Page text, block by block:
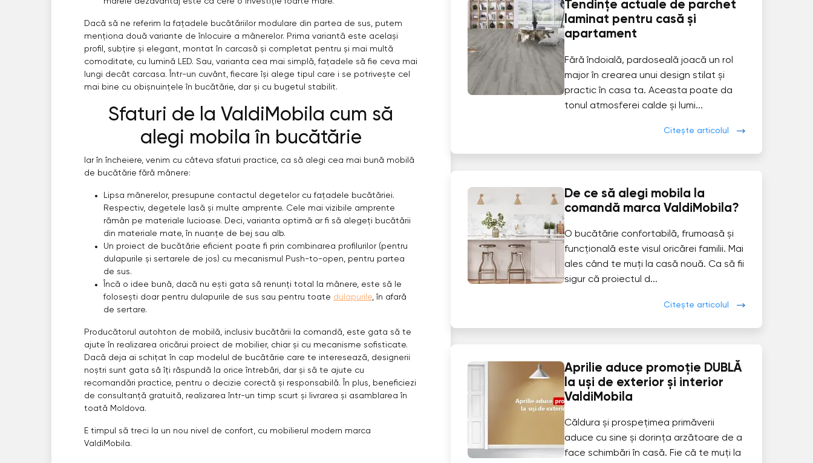
Dacă să ne referim la fațadele bucătăriilor modulare din partea de sus, putem
menționa două variante de înlocuire a mânerelor. Prima variantă este același
profil, subțire și elegant, montat în carcasă și completat pentru și mai multă
comoditate, cu lumină LED. Sau, varianta cea mai simplă, fațadele să fie ceva mai
lungi decât carcasa. Într-un cuvânt, fiecare își alege tipul care i se potrivește cel
mai bine cu obișnuințele în bucătărie, dar și cu bugetul stabilit.
Sfaturi de la ValdiMobila cum să
alegi mobila în bucătărie
Iar în încheiere, venim cu câteva sfaturi practice, ca să alegi cea mai bună mobilă
de bucătărie fără mânere:
Lipsa mânerelor, presupune contactul degetelor cu fațadele bucătăriei.
Respectiv, degetele lasă și multe amprente. Cele mai vizibile amprente
rămân pe materiale lucioase. Deci, varianta optimă ar fi să alegeți bucătării
din materiale mate, în nuanțe de bej sau alb.
Un proiect de bucătărie eficient poate fi prin combinarea profilurilor (pentru
dulapurile și sertarele de jos) cu mecanismul Push-to-open, pentru partea
de sus.
Încă o idee bună, dacă nu ești gata să renunți total la mânere, este să le
folosești doar pentru dulapurile de sus sau pentru toate dulapurile, în afară
de sertare.
Producătorul autohton de mobilă, inclusiv bucătării la comandă, este gata să te
ajute în realizarea oricărui proiect de mobilier, chiar și cu mecanisme sofisticate.
Dacă deja ai schițat în cap modelul de bucătărie care te interesează, designerii
noștri sunt gata să îți răspundă la orice întrebări, dar și să te ajute cu
recomandări practice, pentru o decizie corectă și responsabilă. În plus, beneficiezi
de consultanță gratuită, realizarea într-un timp scurt și livrarea și asamblarea în
toată Moldova.
E timpul să treci la un nou nivel de confort, cu mobilierul modern marca
ValdiMobila.
Tendințe actuale de parchet
laminat pentru casă și
apartament
Fără îndoială, pardoseală joacă un rol
major în crearea unui design stilat și
practic în casa ta. Aceasta poate da
tonul atmosferei calde și lumi...
Citește articolul
De ce să alegi mobila la
comandă marca ValdiMobila?
O bucătărie confortabilă, frumoasă și
funcțională este visul oricărei familii. Mai
ales când te muți la casă nouă. Ca să fii
sigur că proiectul d...
Citește articolul
Aprilie aduce promoție DUBLĂ
la uși de exterior și interior
ValdiMobila
Căldura și prospețimea primăverii
aduce cu sine și dorința arzătoare de a
face schimbări în casă. Fie că te muți la